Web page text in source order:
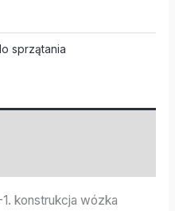
sprzątania
konstrukcja wózka